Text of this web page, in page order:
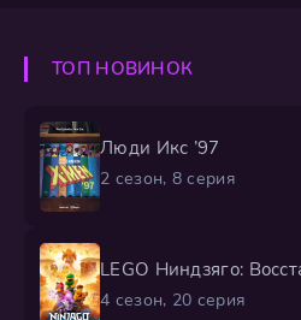
ТОП НОВИНОК
Люди Икс ’97
2 сезон, 8 серия
LEGO Ниндзяго:
4 сезон, 20 серия